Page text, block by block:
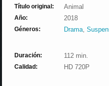
Título original: Animal
Año: 2018
Géneros: Drama,
Duración: 112 min.
Calidad: HD 720P